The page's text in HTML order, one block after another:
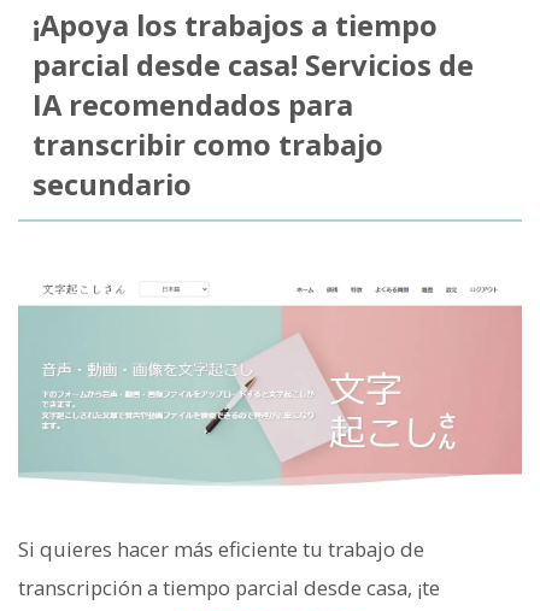
¡Apoya los trabajos a tiempo
parcial desde casa! Servicios de
IA recomendados para
transcribir como trabajo
secundario
Si quieres hacer más eficiente tu trabajo de
transcripción a tiempo parcial desde casa, ¡te